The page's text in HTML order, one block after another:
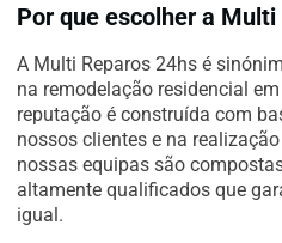
Por que escolher a Multi
A Multi Reparos 24hs é
na remodelação residencial
reputação é construída com
nossos clientes e na
nossas equipas são
altamente qualificados que
igual.